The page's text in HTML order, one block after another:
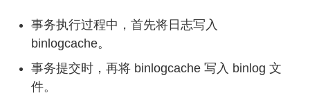
事务执行过程中，首先将日志写入
binlogcache。
事务提交时，再将 binlogcache 写入 binlog 文
件。